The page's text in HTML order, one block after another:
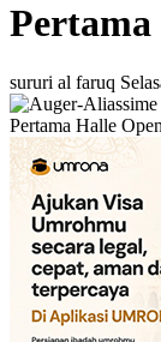
sururi al faruq